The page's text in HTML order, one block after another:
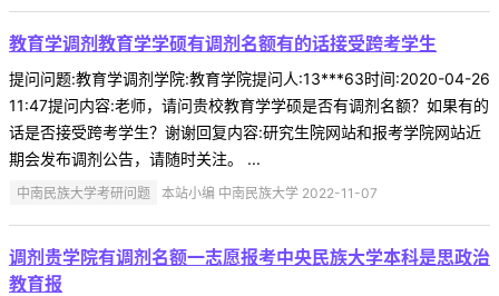
教育学调剂教育学学硕有调剂名额有的话接受跨考学生
提问问题:教育学调剂学院:教育学院提问人:13***63时间:2020-04-26
11:47提问内容:老师，请问贵校教育学学硕是否有调剂名额？如果有的
话是否接受跨考学生？谢谢回复内容:研究生院网站和报考学院网站近
期会发布调剂公告，请随时关注。 ...
中南民族大学考研问题 本站小编 中南民族大学 2022-11-07
调剂贵学院有调剂名额一志愿报考中央民族大学本科是思政治
教育报